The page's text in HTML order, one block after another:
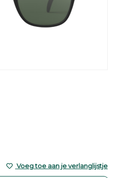
Voeg toe aan je verlanglijstje